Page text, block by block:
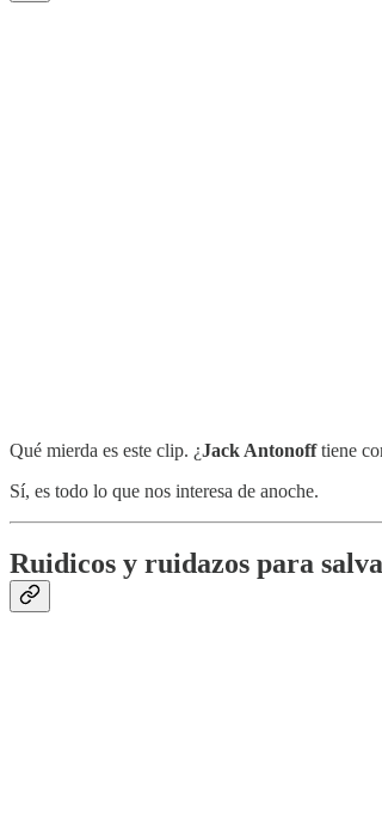
Qué mierda es este clip. ¿Jack Antonofftiene
Sí, es todo lo que nos interesa de anoche.
Ruidicos y ruidazos para